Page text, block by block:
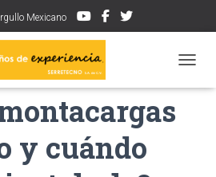
Mexicano
un
y cuándo